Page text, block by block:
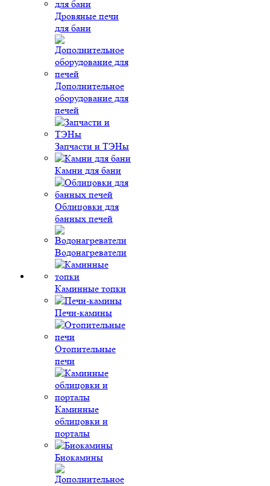
Дровяные печи
для бани
Дополнительное
оборудование для
печей
Запчасти и ТЭНы
Камни для бани
Облицовки для
банных печей
Водонагреватели
Каминные топки
Печи-камины
Отопительные
печи
Каминные
облицовки и
порталы
Биокамины